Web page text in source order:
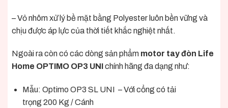
– Vỏ nhôm xử lý bề mặt bằng Polyester luôn bền vững và
chịu được áp lực của thời tiết khắc nghiệt nhất.
Ngoài ra còn có các dòng sản phẩm motor tay đòn Life
Home OPTIMO OP3 UNI chính hãng đa dạng như:
Mẫu: Optimo OP3 SL UNI – Với cổng có tải
trọng 200 Kg / Cánh